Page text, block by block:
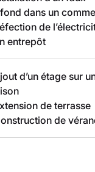
dans un
de
entrepôt
d’un étage sur
de terrasse
de